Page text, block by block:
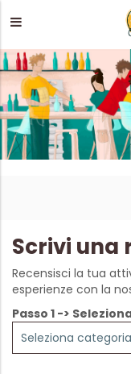
Scrivi una
Recensisci la tua
esperienze con la
Passo 1 ->
Seleziona